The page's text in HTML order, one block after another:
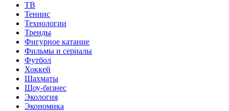
ТВ
Теннис
Технологии
Тренды
Фигурное катание
Фильмы и сериалы
Футбол
Хоккей
Шахматы
Шоу-бизнес
Экология
Экономика